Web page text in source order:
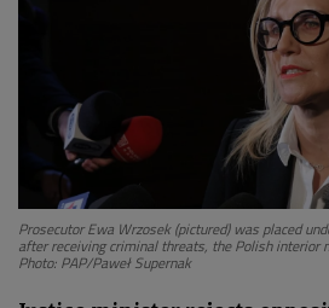
Prosecutor Ewa Wrzosek (pictured) was placed
after receiving criminal threats, the Polish interior
Photo: PAP/Paweł Supernak